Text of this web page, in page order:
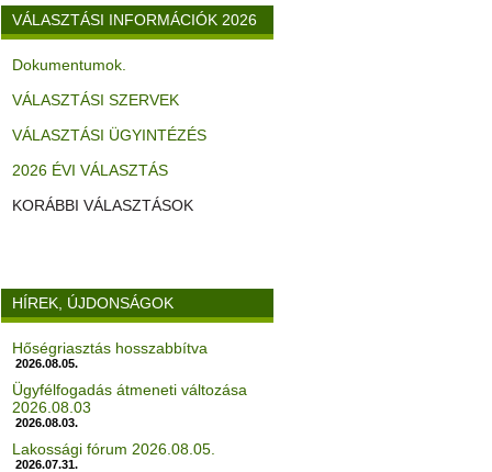
VÁLASZTÁSI INFORMÁCIÓK 2026
Dokumentumok.
VÁLASZTÁSI SZERVEK
VÁLASZTÁSI ÜGYINTÉZÉS
2026 ÉVI VÁLASZTÁS
KORÁBBI VÁLASZTÁSOK
HÍREK, ÚJDONSÁGOK
Hőségriasztás hosszabbítva
2026.08.05.
Ügyfélfogadás átmeneti változása
2026.08.03
2026.08.03.
Lakossági fórum 2026.08.05.
2026.07.31.